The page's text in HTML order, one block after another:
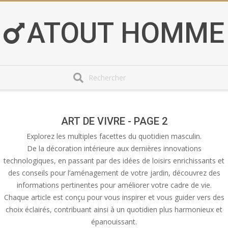
content ATOUT HOMME
ART DE VIVRE - PAGE 2
Explorez les multiples facettes du quotidien masculin.
De la décoration intérieure aux dernières innovations
technologiques, en passant par des idées de loisirs enrichissants et
des conseils pour l’aménagement de votre jardin, découvrez des
informations pertinentes pour améliorer votre cadre de vie.
Chaque article est conçu pour vous inspirer et vous guider vers des
choix éclairés, contribuant ainsi à un quotidien plus harmonieux et
épanouissant.